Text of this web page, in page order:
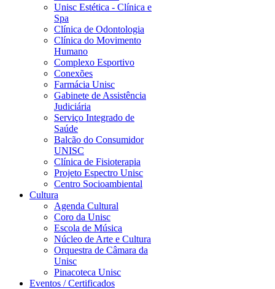
Unisc Estética - Clínica e
Spa
Clínica de Odontologia
Clínica do Movimento
Humano
Complexo Esportivo
Conexões
Farmácia Unisc
Gabinete de Assistência
Judiciária
Serviço Integrado de
Saúde
Balcão do Consumidor
UNISC
Clínica de Fisioterapia
Projeto Espectro Unisc
Centro Socioambiental
Cultura
Agenda Cultural
Coro da Unisc
Escola de Música
Núcleo de Arte e Cultura
Orquestra de Câmara da
Unisc
Pinacoteca Unisc
Eventos / Certificados